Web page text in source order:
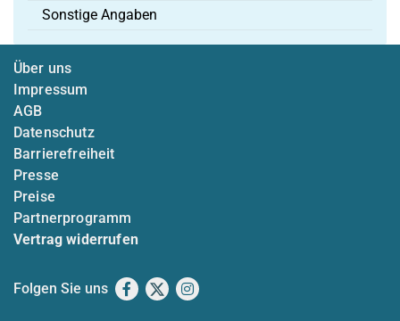
Sonstige Angaben
Über uns
Impressum
AGB
Datenschutz
Barrierefreiheit
Presse
Preise
Partnerprogramm
Vertrag widerrufen
Folgen Sie uns Facebook
X Instagram